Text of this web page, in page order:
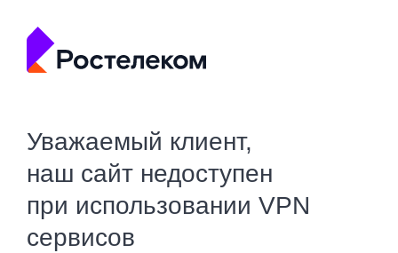
Уважаемый клиент,
наш сайт недоступен
при использовании VPN
сервисов